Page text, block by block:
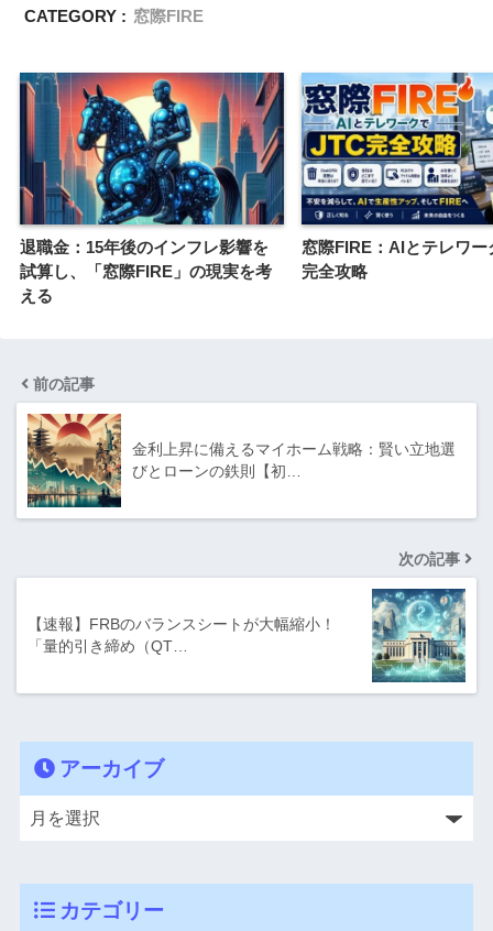
CATEGORY : 窓際FIRE
退職金：15年後のインフレ影響を
試算し、「窓際FIRE」の現実を考
える
窓際FIRE：AIとテレワー
完全攻略
前の記事
金利上昇に備えるマイホーム戦略：賢い立地選
びとローンの鉄則【初…
次の記事
【速報】FRBのバランスシートが大幅縮小！
「量的引き締め（QT…
アーカイブ
カテゴリー